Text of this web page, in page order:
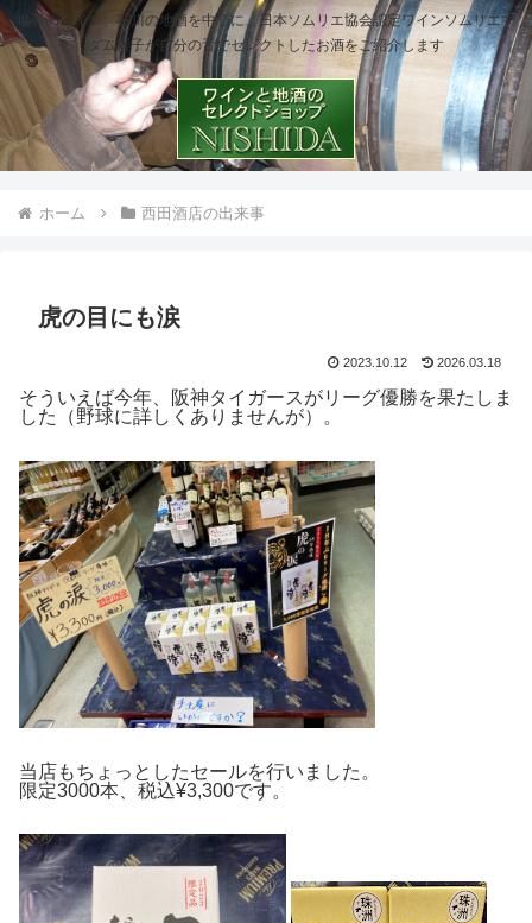
世界のワイン、石川の地酒を中心に、日本ソムリエ協会認定ワインソムリエマ
ダム櫻子が自分の舌でセレクトしたお酒をご紹介します
ホーム 西田酒店の出来事
虎の目にも涙
2023.10.12 2026.03.18
そういえば今年、阪神タイガースがリーグ優勝を果たしま
した（野球に詳しくありませんが）。
当店もちょっとしたセールを行いました。
限定3000本、税込¥3,300です。